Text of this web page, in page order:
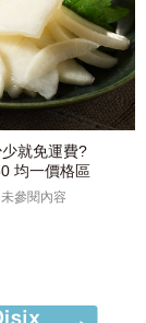
就免運費?
均一價格區
參閱內容